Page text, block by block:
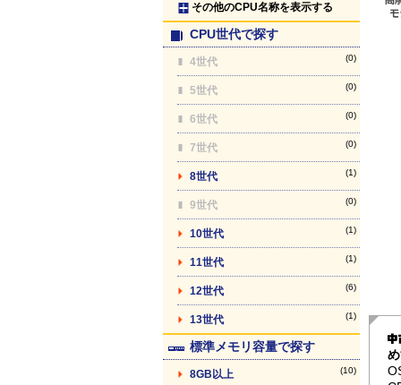
その他のCPU名称を表示する
CPU世代で探す
4世代 (0)
5世代 (0)
6世代 (0)
7世代 (0)
8世代 (1)
9世代 (0)
10世代 (1)
11世代 (1)
12世代 (6)
13世代 (1)
標準メモリ容量で探す
8GB以上 (10)